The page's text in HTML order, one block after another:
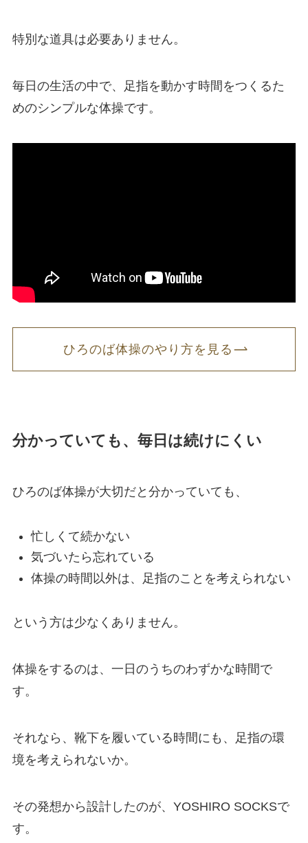
特別な道具は必要ありません。
毎日の生活の中で、足指を動かす時間をつくるた
めのシンプルな体操です。
ひろのば体操のやり方を見る
分かっていても、毎日は続けにくい
ひろのば体操が大切だと分かっていても、
忙しくて続かない
気づいたら忘れている
体操の時間以外は、足指のことを考えられない
という方は少なくありません。
体操をするのは、一日のうちのわずかな時間で
す。
それなら、靴下を履いている時間にも、足指の環
境を考えられないか。
その発想から設計したのが、YOSHIRO SOCKSで
す。